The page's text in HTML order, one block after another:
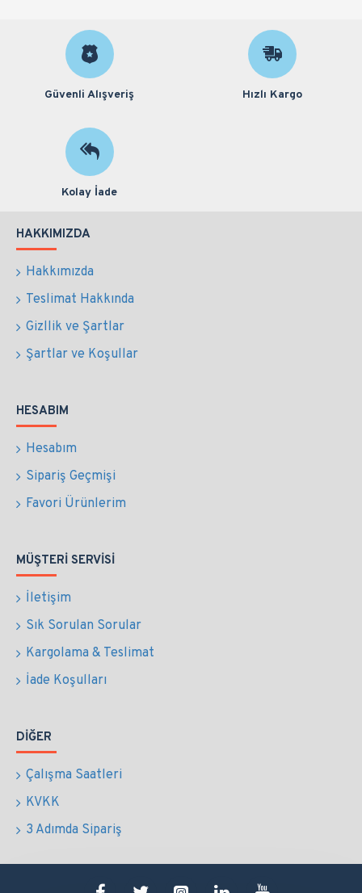
Güvenli Alışveriş Hızlı Kargo
Kolay İade
HAKKIMIZDA
Hakkımızda
Teslimat Hakkında
Gizllik ve Şartlar
Şartlar ve Koşullar
HESABIM
Hesabım
Sipariş Geçmişi
Favori Ürünlerim
MÜŞTERI SERVISI
İletişim
Sık Sorulan Sorular
Kargolama & Teslimat
İade Koşulları
DIĞER
Çalışma Saatleri
KVKK
3 Adımda Sipariş